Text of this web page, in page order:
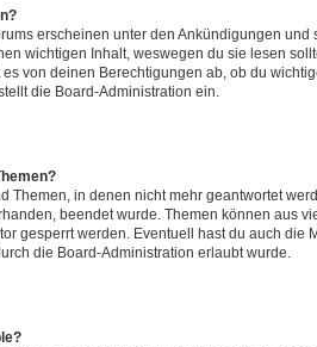
erscheinen unter den Ankündigungen und
wichtigen Inhalt, weswegen du sie lesen
von deinen Berechtigungen ab, ob du
die Board-Administration ein.
Themen, in denen nicht mehr geantwortet
beendet wurde. Themen können aus
gesperrt werden. Eventuell hast du auch die
die Board-Administration erlaubt wurde.